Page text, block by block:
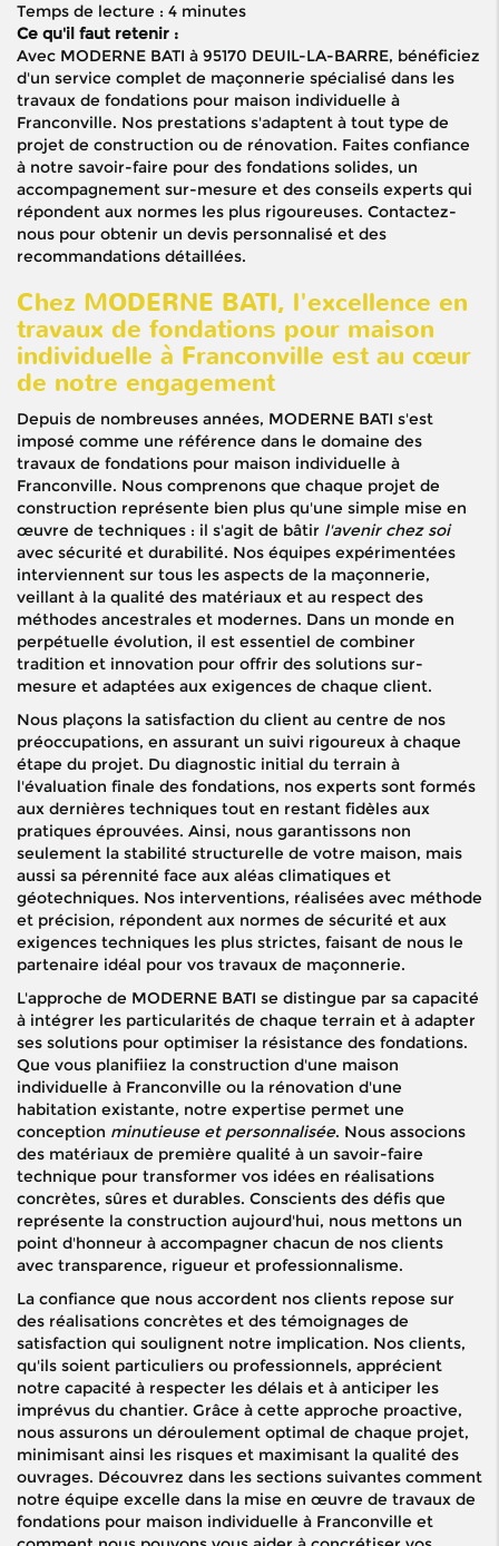
Temps de lecture : 4 minutes
Ce qu'il faut retenir :
Avec MODERNE BATI à 95170 DEUIL-LA-BARRE, bénéficiez
d'un service complet de maçonnerie spécialisé dans les
travaux de fondations pour maison individuelle à
Franconville. Nos prestations s'adaptent à tout type de
projet de construction ou de rénovation. Faites confiance
à notre savoir-faire pour des fondations solides, un
accompagnement sur-mesure et des conseils experts qui
répondent aux normes les plus rigoureuses. Contactez-
nous pour obtenir un devis personnalisé et des
recommandations détaillées.
Chez MODERNE BATI, l'excellence en
travaux de fondations pour maison
individuelle à Franconville est au cœur
de notre engagement
Depuis de nombreuses années, MODERNE BATI s'est
imposé comme une référence dans le domaine des
travaux de fondations pour maison individuelle à
Franconville. Nous comprenons que chaque projet de
construction représente bien plus qu'une simple mise en
œuvre de techniques : il s'agit de bâtir l'avenir chez soi
avec sécurité et durabilité. Nos équipes expérimentées
interviennent sur tous les aspects de la maçonnerie,
veillant à la qualité des matériaux et au respect des
méthodes ancestrales et modernes. Dans un monde en
perpétuelle évolution, il est essentiel de combiner
tradition et innovation pour offrir des solutions sur-
mesure et adaptées aux exigences de chaque client.
Nous plaçons la satisfaction du client au centre de nos
préoccupations, en assurant un suivi rigoureux à chaque
étape du projet. Du diagnostic initial du terrain à
l'évaluation finale des fondations, nos experts sont formés
aux dernières techniques tout en restant fidèles aux
pratiques éprouvées. Ainsi, nous garantissons non
seulement la stabilité structurelle de votre maison, mais
aussi sa pérennité face aux aléas climatiques et
géotechniques. Nos interventions, réalisées avec méthode
et précision, répondent aux normes de sécurité et aux
exigences techniques les plus strictes, faisant de nous le
partenaire idéal pour vos travaux de maçonnerie.
L'approche de MODERNE BATI se distingue par sa capacité
à intégrer les particularités de chaque terrain et à adapter
ses solutions pour optimiser la résistance des fondations.
Que vous planifiiez la construction d'une maison
individuelle à Franconville ou la rénovation d'une
habitation existante, notre expertise permet une
conception minutieuse et personnalisée. Nous associons
des matériaux de première qualité à un savoir-faire
technique pour transformer vos idées en réalisations
concrètes, sûres et durables. Conscients des défis que
représente la construction aujourd'hui, nous mettons un
point d'honneur à accompagner chacun de nos clients
avec transparence, rigueur et professionnalisme.
La confiance que nous accordent nos clients repose sur
des réalisations concrètes et des témoignages de
satisfaction qui soulignent notre implication. Nos clients,
qu'ils soient particuliers ou professionnels, apprécient
notre capacité à respecter les délais et à anticiper les
imprévus du chantier. Grâce à cette approche proactive,
nous assurons un déroulement optimal de chaque projet,
minimisant ainsi les risques et maximisant la qualité des
ouvrages. Découvrez dans les sections suivantes comment
notre équipe excelle dans la mise en œuvre de travaux de
fondations pour maison individuelle à Franconville et